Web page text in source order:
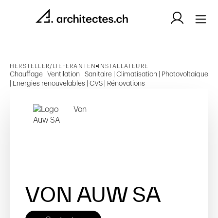
HERSTELLER/LIEFERANTEN INSTALLATEURE
Chauffage | Ventilation | Sanitaire | Climatisation | Photovoltaique
| Energies renouvelables | CVS | Rénovations
VON AUW SA